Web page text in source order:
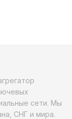
сети. Мы
СНГ и мира.